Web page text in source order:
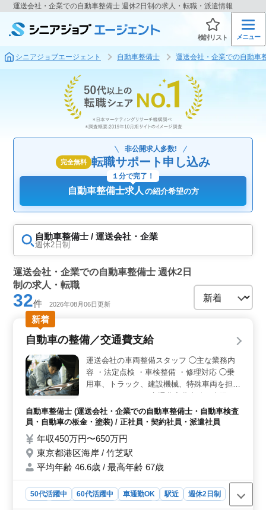
運送会社・企業での自動車整備士 週休2日制の求人・転職・派遣情報
検討リスト メニュー
シニアジョブエージェント 自動車整備士 運送会社・企業での自動車
完全無料
非公開求人多数!
転職サポート申し込み
自動車整備士求人 の紹介希望の方
１分で完了！
自動車整備士 / 運送会社・企業
週休2日制
運送会社・企業での自動車整備士 週休2日
制の求人・転職
32件 2026年08月06日更新
新着
自動車の整備／交通費支給
運送会社の車両整備スタッフ ◯主な業務内
容 ・法定点検 ・車検整備 ・修理対応 ◯乗
用車、トラック、建設機械、特殊車両を担当
し） ＊駅チカ ＊完全週休2日制 ＊年間休日
124日 ＊賞与あり ＊残業少なめ 充実した待
士資格をお持ちの方は優遇します。
自動車整備士 (運送会社・企業での自動車整備士・自動車検査
員・自動車の板金・塗装) / 正社員・契約社員・派遣社員
年収450万円〜650万円
東京都港区海岸 / 竹芝駅
平均年齢 46.6歳 / 最高年齢 67歳
50代活躍中 60代活躍中 車通勤OK 駅近
週休2日制